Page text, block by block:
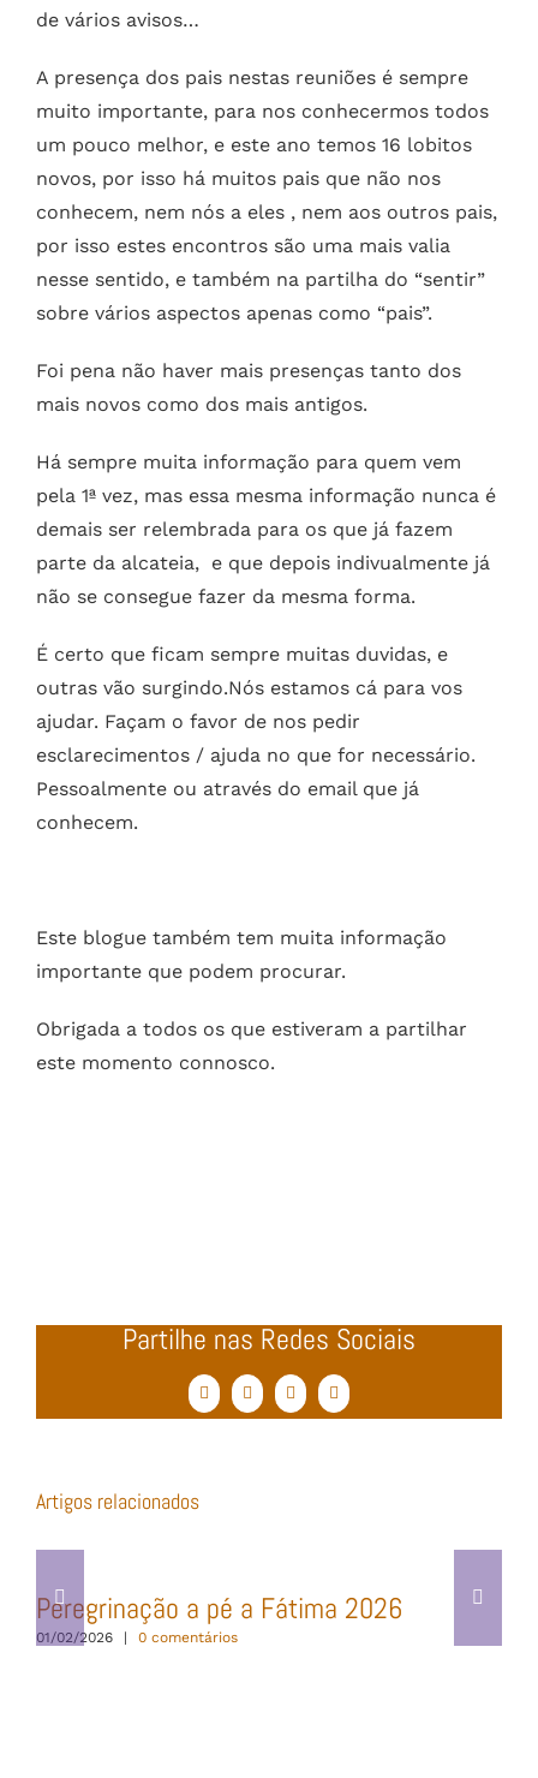
de vários avisos…
A presença dos pais nestas reuniões é sempre
muito importante, para nos conhecermos todos
um pouco melhor, e este ano temos 16 lobitos
novos, por isso há muitos pais que não nos
conhecem, nem nós a eles , nem aos outros pais,
por isso estes encontros são uma mais valia
nesse sentido, e também na partilha do “sentir”
sobre vários aspectos apenas como “pais”.
Foi pena não haver mais presenças tanto dos
mais novos como dos mais antigos.
Há sempre muita informação para quem vem
pela 1ª vez, mas essa mesma informação nunca é
demais ser relembrada para os que já fazem
parte da alcateia, e que depois indivualmente já
não se consegue fazer da mesma forma.
É certo que ficam sempre muitas duvidas, e
outras vão surgindo.Nós estamos cá para vos
ajudar. Façam o favor de nos pedir
esclarecimentos / ajuda no que for necessário.
Pessoalmente ou através do email que já
conhecem.
Este blogue também tem muita informação
importante que podem procurar.
Obrigada a todos os que estiveram a partilhar
este momento connosco.
Partilhe nas Redes Sociais
FacebookTwitterWhatsApp
Email
(necessário
Artigos relacionados
Peregrinação a pé a Fátima 2026
01/02/2026 | 0 comentários